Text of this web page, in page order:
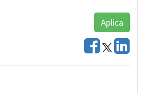
Aplica